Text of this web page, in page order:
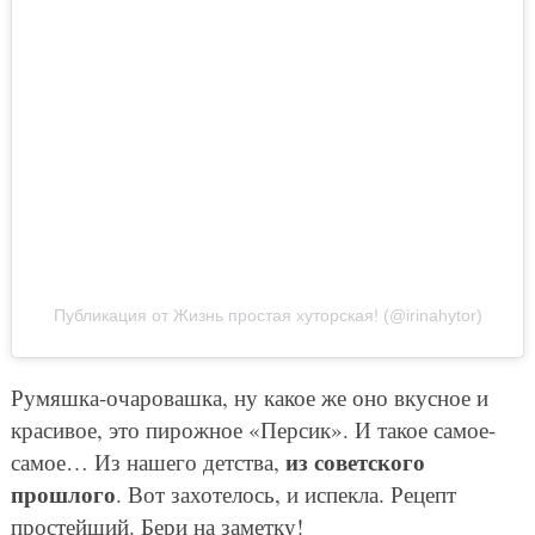
Публикация от Жизнь простая хуторская! (@irinahytor)
Румяшка-очаровашка, ну какое же оно вкусное и
красивое, это пирожное «Персик». И такое самое-
самое… Из нашего детства, из советского
прошлого. Вот захотелось, и испекла. Рецепт
простейший. Бери на заметку!